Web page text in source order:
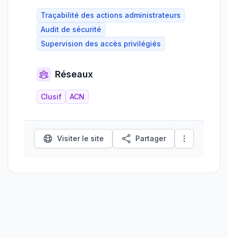
Traçabilité des actions administrateurs
Audit de sécurité
Supervision des accès privilégiés
Réseaux
Clusif ACN
Visiter le site Partager